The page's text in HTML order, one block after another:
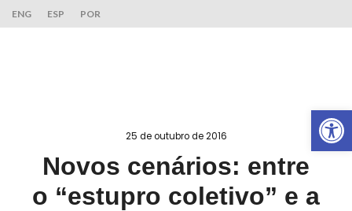
ENG ESP POR
25 de outubro de 2016
Novos cenários: entre
o “estupro coletivo” e a